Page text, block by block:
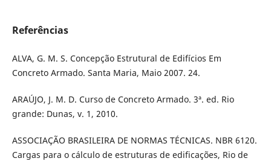
Referências
ALVA, G. M. S. Concepção Estrutural de Edifícios Em
Concreto Armado. Santa Maria, Maio 2007. 24.
ARAÚJO, J. M. D. Curso de Concreto Armado. 3ª. ed. Rio
grande: Dunas, v. 1, 2010.
ASSOCIAÇÃO BRASILEIRA DE NORMAS TÉCNICAS. NBR 6120.
Cargas para o cálculo de estruturas de edificações, Rio de